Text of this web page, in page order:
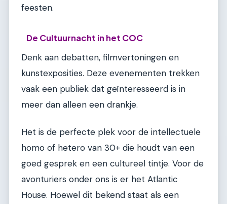
feesten.
De Cultuurnacht in het COC
Denk aan debatten, filmvertoningen en
kunstexposities. Deze evenementen trekken
vaak een publiek dat geïnteresseerd is in
meer dan alleen een drankje.
Het is de perfecte plek voor de intellectuele
homo of hetero van 30+ die houdt van een
goed gesprek en een cultureel tintje. Voor de
avonturiers onder ons is er het Atlantic
House. Hoewel dit bekend staat als een